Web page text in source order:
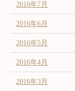
2016年7月
2016年6月
2016年5月
2016年4月
2016年3月